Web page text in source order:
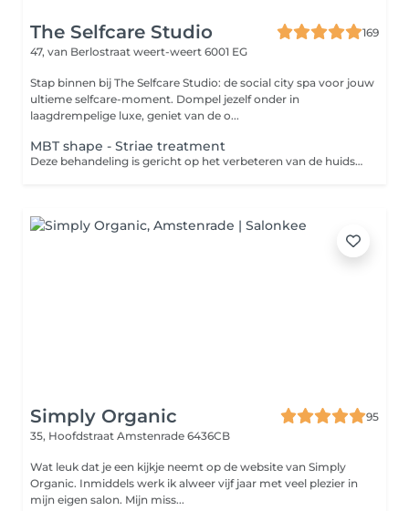
The Selfcare Studio
169
47, van Berlostraat weert-weert 6001 EG
Stap binnen bij The Selfcare Studio: de social city spa voor jouw
ultieme selfcare-moment. Dompel jezelf onder in
laagdrempelige luxe, geniet van de o...
MBT shape - Striae treatment
Deze behandeling is gericht op het verbeteren van de huidstructuur bij striae (striemen). Met behulp van de MBT Shape wordt de doorbloeding en huidactiviteit gestimuleerd, wat bijdraagt aan huidvernieuwing en een stevigere, egalere huid. Voor optimaal resultaat wordt gewerkt in kuurvorm (4 of 8 behandelingen) en in combinatie met ondersteunende thuisverzorging. De resterende behandelingen worden tijdens de eerst afspraak doorgepland in de salon. Je ontvangt dan ook de producten voor het thuisgebruik.
Simply Organic
95
35, Hoofdstraat Amstenrade 6436CB
Wat leuk dat je een kijkje neemt op de website van Simply
Organic. Inmiddels werk ik alweer vijf jaar met veel plezier in
mijn eigen salon. Mijn miss...